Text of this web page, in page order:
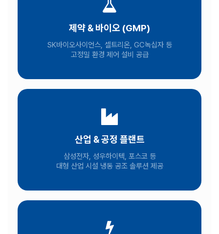
제약 & 바이오 (GMP)
SK바이오사이언스, 셀트리온, GC녹십자 등
고정밀 환경 제어 설비 공급
산업 & 공정 플랜트
삼성전자, 성우하이텍, 포스코 등
대형 산업 시설 냉동 공조 솔루션 제공